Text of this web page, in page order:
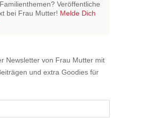
Veröffentliche
bei Frau Mutter! Melde Dich
Newsletter von Frau Mutter mit
und extra Goodies für